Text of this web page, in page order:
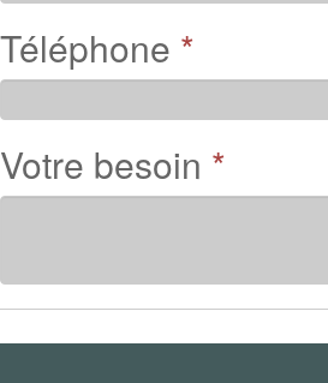
Téléphone *
Votre besoin *